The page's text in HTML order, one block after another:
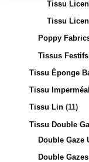
Tissu
Tissu
Poppy
Tissus
Tissu Éponge
Tissu
Tissu Lin 11
Tissu Double
Double Gaze
Double